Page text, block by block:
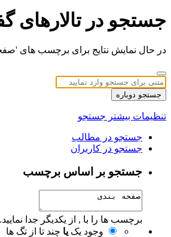
جستجو در تالارهای
در حال نمایش نتایج برای برچسب های
جستجو دوباره
تنظیمات بیشتر جستجو
جستجو در مطالب
جستجو در کاربران
جستجو بر اساس برچسب
برچسب ها را با , از یکدیگر جدا نمایید.
وجود یک یا چند تا از تگ ها